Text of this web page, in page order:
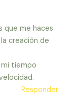
que me haces
creación de
tiempo
Responder